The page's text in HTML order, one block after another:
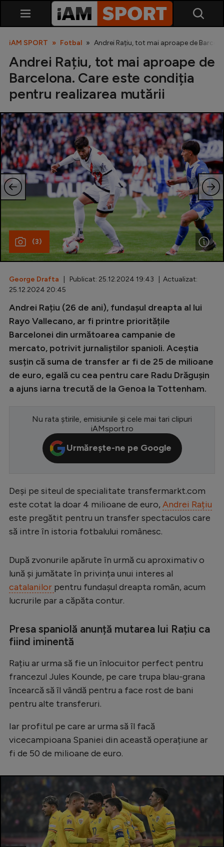
SuperLiga
Liga 2
Cupa României
Echipa Națională
U21
Fotbal feminin
Special
Diverse
Inedit
Champions League
Europa League
Conference League
Premier League
LaLiga
Serie A
Ligue 1
Campionate
Starurile fotbalului
EURO 2024
Stranieri
Clasamente
Tenis
Handbal
Natație
Formula 1
Auto
Rugby
Ciclism
Alte sporturi
JO 2024
JO 2026
iAM SPORT Fotbal Andrei Rațiu, tot mai aproape de
Andrei Rațiu, tot mai aproape de
Barcelona. Care este condiția
pentru realizarea mutării
(3)
George Drafta | Publicat: 25.12.2024 19:43 | Actualizat:
25.12.2024 20:45
Andrei Rațiu (26 de ani), fundașul dreapta al lui
Rayo Vallecano, ar fi printre prioritățile
Barcelonei din următoarea campanie de
mercato, potrivit jurnaliștilor spanioli. Aceștia
susțin că suma de transfer ar fi de 25 de milioane
de euro, egală cu cea pentru care Radu Drăgușin
a ajuns iarna trecută de la Genoa la Tottenham.
Nu rata știrile, emisiunile și cele mai tari clipuri
iAMsport.ro
Urmărește-ne pe Google
Deși pe siteul de specialitate transfermarkt.com
este cotat la doar 4 milioane de euro, Andrei Rațiu
este pregătit pentru un transfer spectaculos care
să intre în istoria fotbalului românesc.
După zvonurile apărute în urmă cu aproximativ o
lună și jumătate în privința unui interes al
catalanilor pentru fundașul dreapta român, acum
lucrurile par a căpăta contur.
Presa spaniolă anunță mutarea lui Rațiu ca
fiind iminentă
Rațiu ar urma să fie un înlocuitor perfect pentru
francezul Jules Kounde, pe care trupa blau-grana
încearcă să îl vândă pentru a face rost de bani
pentru alte transferuri.
Iar profitul pe care ar urma să îl facă
vicecampioana Spaniei din această operațiune ar
fi de 50 de milioane de euro.